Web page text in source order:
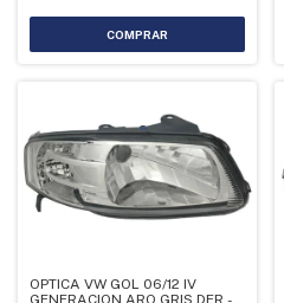
OPTICA VW GOL 06/12 IV